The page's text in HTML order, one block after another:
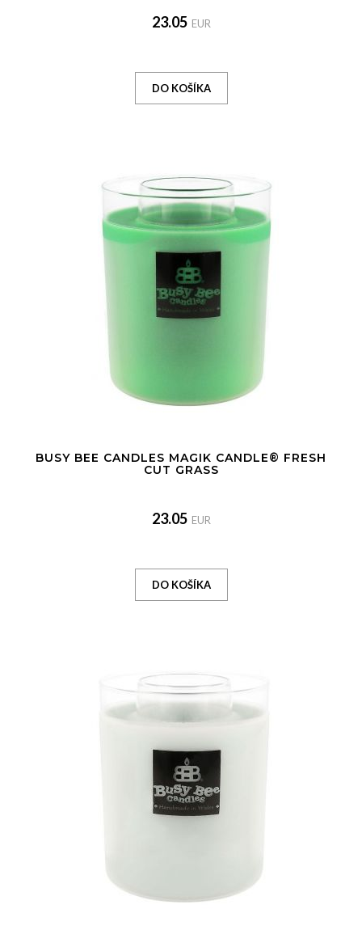
23.05 EUR
BUSY BEE CANDLES MAGIK CANDLE® FRESH
CUT GRASS
23.05 EUR